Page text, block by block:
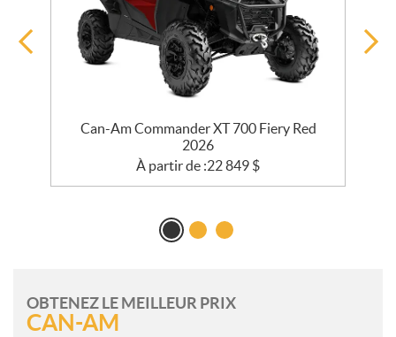
Can-Am Commander XT 700 Fiery Red
2026
À partir de :22 849 $
OBTENEZ LE MEILLEUR PRIX
CAN-AM